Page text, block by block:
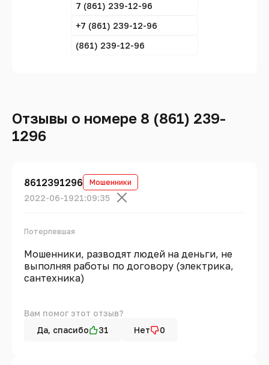
7 (861) 239-12-96
+7 (861) 239-12-96
(861) 239-12-96
Отзывы о номере 8 (861) 239-
1296
8612391296 Мошенники
2022-06-1921:09:35
Потерпевшая
Мошенники, разводят людей на деньги, не
выполняя работы по договору (электрика,
сантехника)
Вам помог этот отзыв?
Да, спасибо
31 Нет 0